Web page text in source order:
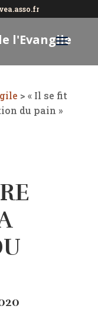
l'Evangile
> « Il se fit
du pain »